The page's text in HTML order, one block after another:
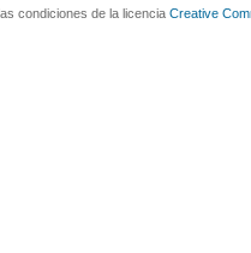
condiciones de la licencia Creative